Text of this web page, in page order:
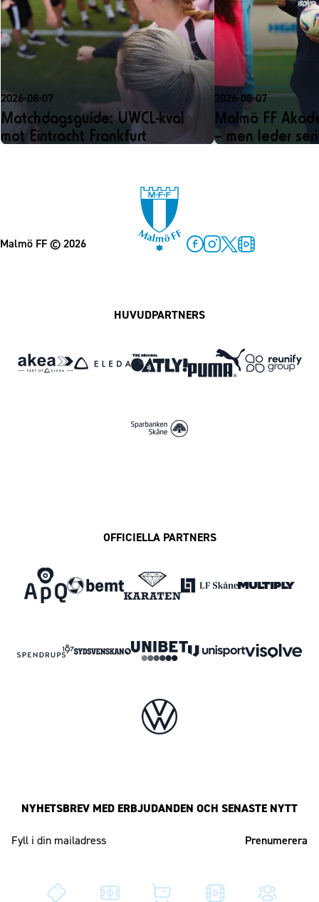
2026-08-07
Matchdagsguide: UWCL-kval
mot Eintracht Frankfurt
2026-08-07
Malmö FF
– men leder
Malmö FF© 2026
HUVUDPARTNERS
OFFICIELLA PARTNERS
NYHETSBREV MED ERBJUDANDEN OCH SENASTE NYTT